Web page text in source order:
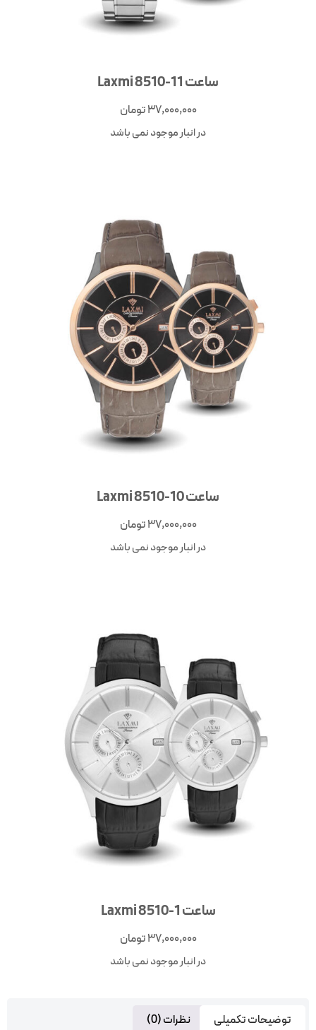
ساعت Laxmi 8510-11
37,000,000تومان
در انبار موجود نمی باشد
ساعت Laxmi 8510-10
37,000,000تومان
در انبار موجود نمی باشد
ساعت Laxmi 8510-1
37,000,000تومان
در انبار موجود نمی باشد
توضیحات تکمیلی نظرات (0)